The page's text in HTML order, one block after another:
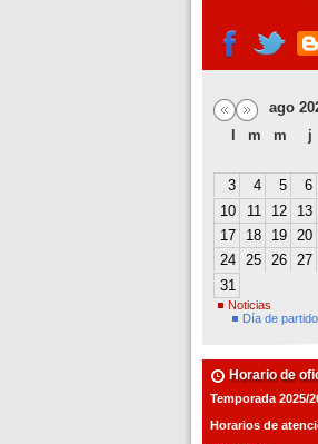
ago
m m j
3
4 5 6
10
11 12 13
17
18 19 20
24 25 26 27
31
Noticias
Día de partido
Horario de
Temporada 2025/
Horarios de